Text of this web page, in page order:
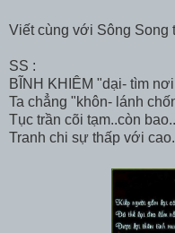
Viết cùng với Sông Song
SS :
BĨNH KHIÊM "dại- tìm
Ta chẳng "khôn- lánh
Tục trần cõi tạm..còn
Tranh chi sự thấp với